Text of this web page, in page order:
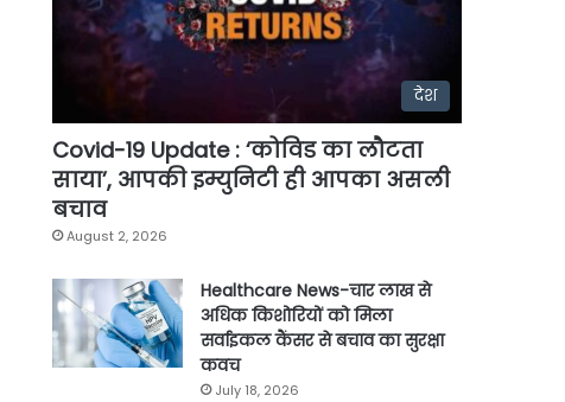
देश
Covid-19 Update : ‘कोविड का लौटता
साया’, आपकी इम्युनिटी ही आपका असली
बचाव
August 2, 2026
Healthcare News-चार लाख से
अधिक किशोरियों को मिला
सर्वाइकल कैंसर से बचाव का सुरक्षा
कवच
July 18, 2026